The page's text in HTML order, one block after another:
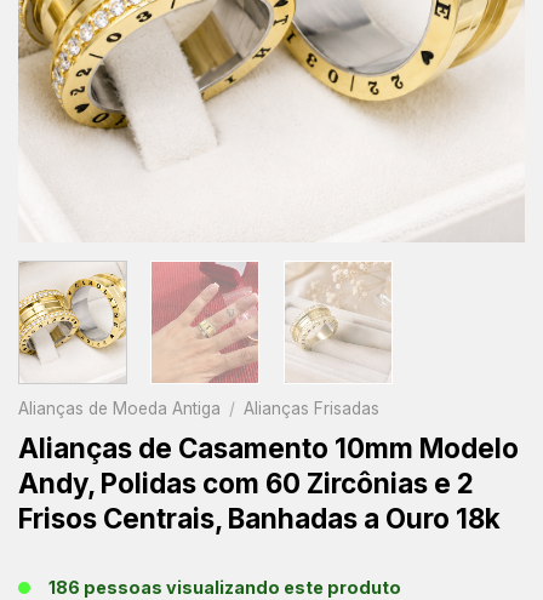
Alianças de Moeda Antiga / Alianças Frisadas
Alianças de Casamento 10mm Modelo
Andy, Polidas com 60 Zircônias e 2
Frisos Centrais, Banhadas a Ouro 18k
186 pessoas visualizando este produto